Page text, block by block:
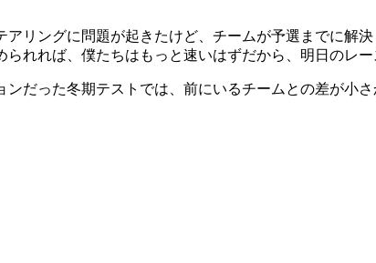
アリングに問題が起きたけど、チームが予選までに
られれば、僕たちはもっと速いはずだから、明日のレ
ンだった冬期テストでは、前にいるチームとの差が小